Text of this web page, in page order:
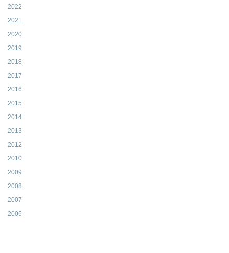
2022
2021
2020
2019
2018
2017
2016
2015
2014
2013
2012
2010
2009
2008
2007
2006